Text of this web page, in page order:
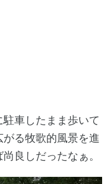
車したまま歩いて
る牧歌的風景を進
良しだったなぁ。